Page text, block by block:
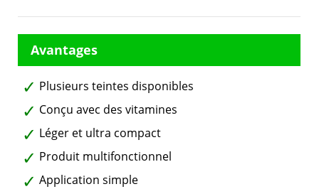
Plusieurs teintes disponibles
Conçu avec des vitamines
Léger et ultra compact
Produit multifonctionnel
Application simple